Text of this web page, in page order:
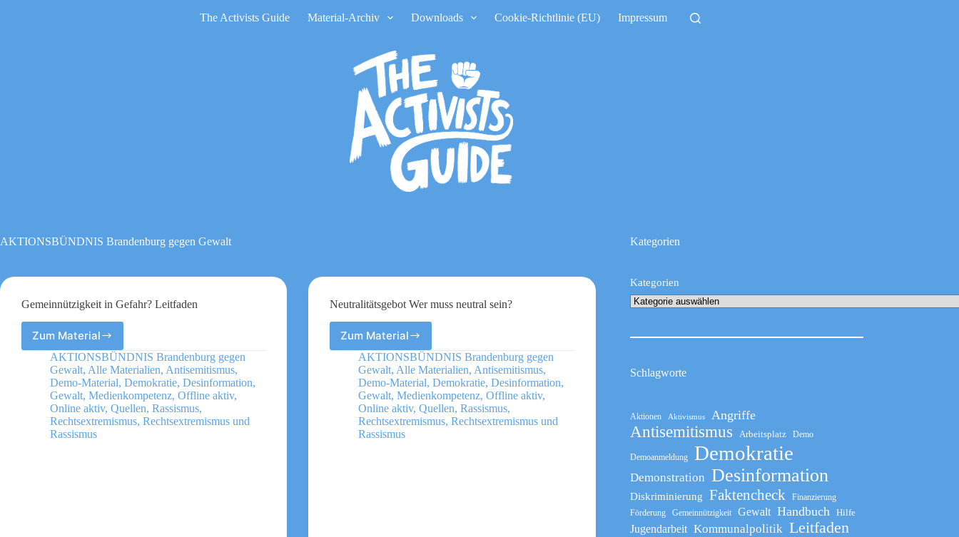
The Activists Guide Material-Archiv Downloads Cookie-Richtlinie (EU) Impressum
AKTIONSBÜNDNIS Brandenburg gegen Gewalt
Gemeinnützigkeit in Gefahr? Leitfaden
Zum MaterialGemeinnützigkeit
in
Gefahr?
Leitfaden
AKTIONSBÜNDNIS Brandenburg gegen
Gewalt, Alle Materialien, Antisemitismus,
Demo-Material, Demokratie, Desinformation,
Gewalt, Medienkompetenz, Offline aktiv,
Online aktiv, Quellen, Rassismus,
Rechtsextremismus, Rechtsextremismus und
Rassismus
Neutralitätsgebot Wer muss neutral sein?
Zum MaterialNeutralitätsgebot
Wer
muss
neutral
sein?
AKTIONSBÜNDNIS Brandenburg gegen
Gewalt, Alle Materialien, Antisemitismus,
Demo-Material,Demokratie,Desinformation,
Gewalt,Medienkompetenz,Offline aktiv,
Online aktiv,Quellen,Rassismus,
Rechtsextremismus,Rechtsextremismus und
Rassismus
Kategorien
Kategorien
Schlagworte
Aktionen Aktivismus Angriffe
Antisemitismus Arbeitsplatz Demo
Demoanmeldung Demokratie
Demonstration Desinformation
Diskriminierung Faktencheck
Finanzierung
Förderung
Gemeinnützigkeit Gewalt Handbuch Hilfe
Jugendarbeit Kommunalpolitik Leitfaden